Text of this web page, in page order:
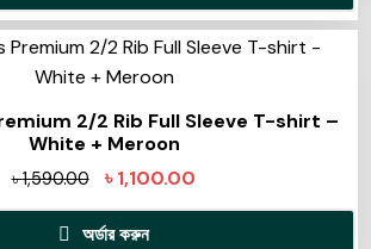
2/2 Rib Full Sleeve T-shirt –
White + Meroon
৳1,590.00 ৳1,100.00
অর্ডার করুন